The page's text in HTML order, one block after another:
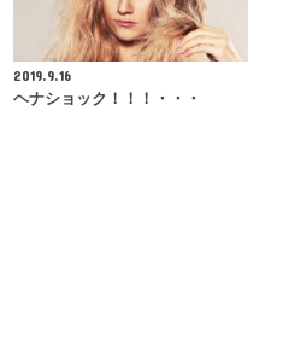
2019.9.16
ヘナショック！！！・・・